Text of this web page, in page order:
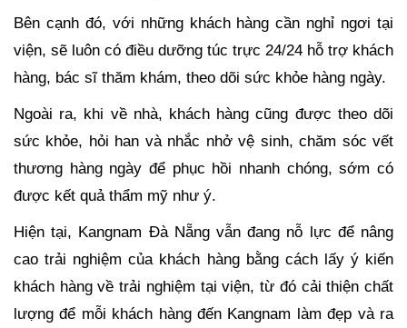
Bên cạnh đó, với những khách hàng cần nghỉ ngơi tại
viện, sẽ luôn có điều dưỡng túc trực 24/24 hỗ trợ khách
hàng, bác sĩ thăm khám, theo dõi sức khỏe hàng ngày.
Ngoài ra, khi về nhà, khách hàng cũng được theo dõi
sức khỏe, hỏi han và nhắc nhở vệ sinh, chăm sóc vết
thương hàng ngày để phục hồi nhanh chóng, sớm có
được kết quả thẩm mỹ như ý.
Hiện tại, Kangnam Đà Nẵng vẫn đang nỗ lực để nâng
cao trải nghiệm của khách hàng bằng cách lấy ý kiến
khách hàng về trải nghiệm tại viện, từ đó cải thiện chất
lượng để mỗi khách hàng đến Kangnam làm đẹp và ra